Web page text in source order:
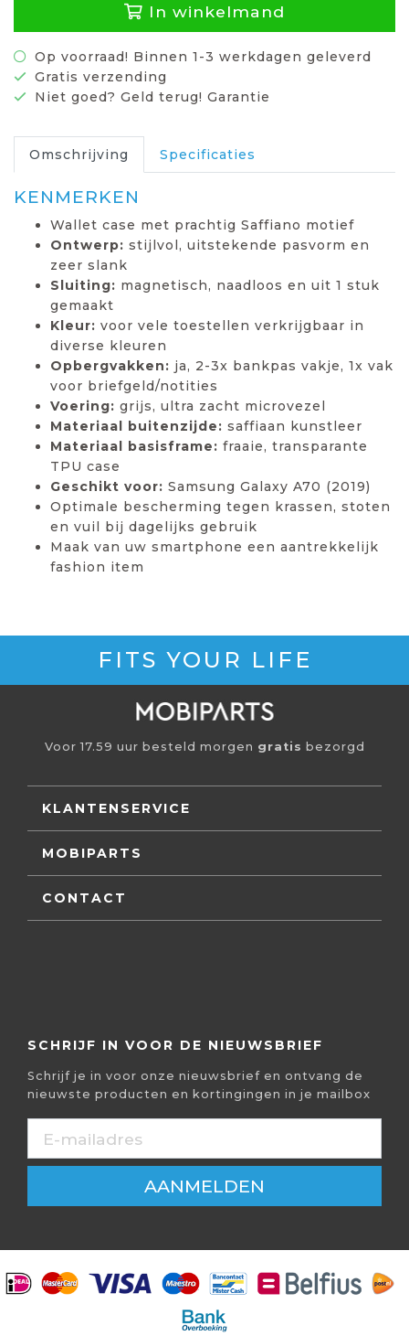
In winkelmand
Op voorraad! Binnen 1-3 werkdagen geleverd
Gratis verzending
Niet goed? Geld terug! Garantie
Omschrijving Specificaties
KENMERKEN
Wallet case met prachtig Saffiano motief
Ontwerp: stijlvol, uitstekende pasvorm en
zeer slank
Sluiting: magnetisch, naadloos en uit 1 stuk
gemaakt
Kleur: voor vele toestellen verkrijgbaar in
diverse kleuren
Opbergvakken: ja, 2-3x bankpas vakje, 1x vak
voor briefgeld/notities
Voering: grijs, ultra zacht microvezel
Materiaal buitenzijde: saffiaan kunstleer
Materiaal basisframe: fraaie, transparante
TPU case
Geschikt voor: Samsung Galaxy A70 (2019)
Optimale bescherming tegen krassen, stoten
en vuil bij dagelijks gebruik
Maak van uw smartphone een aantrekkelijk
fashion item
FITS YOUR LIFE
Voor 17.59 uur besteld morgen gratis bezorgd
KLANTENSERVICE
MOBIPARTS
CONTACT
SCHRIJF IN VOOR DE NIEUWSBRIEF
Schrijf je in voor onze nieuwsbrief en ontvang de
nieuwste producten en kortingingen in je mailbox
AANMELDEN